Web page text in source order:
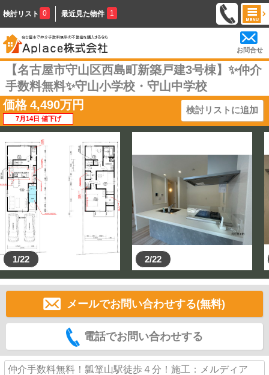
検討リスト 0 最近見た物件 1
お問合せ
【名古屋市守山区西島町新築戸建3号棟】✨️仲介
手数料無料✨️守山小学校・守山中学校
価格 4,490万円
7月14日 値下げ
検討リストに追加
1/22 2/22
メールでお問い合わせする(無料)
電話でお問い合わせする
仲介手数料無料！瓢箪山駅徒歩４分！施工：メルディア